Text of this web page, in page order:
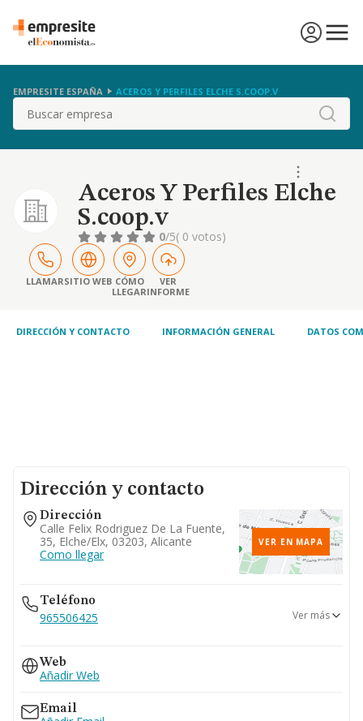
EMPRESITE ESPAÑA ACEROS Y PERFILES ELCHE S.COOP.V
Buscar
Aceros Y Perfiles Elche
S.coop.v
0/5( 0 votos)
LLAMARSITIO WEB CÓMO
LLEGAR
VER
INFORME
DIRECCIÓN Y CONTACTO INFORMACIÓN GENERAL DATOS
Dirección y contacto
Dirección
Calle Felix Rodriguez De La Fuente,
35, Elche/elx, 03203, Alicante
Como llegar
VER EN MAPA
Teléfono
965506425
674...
Ver teléfono 674...
Ver más
Web
Añadir Web
Email